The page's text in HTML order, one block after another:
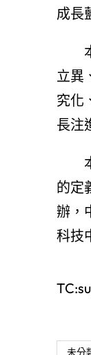
成長
立異
究化
長注
的定
辦，
科技
未分